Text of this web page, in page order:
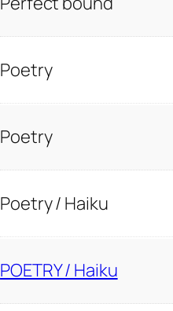
Poetry
Poetry
Poetry / Haiku
POETRY / Haiku